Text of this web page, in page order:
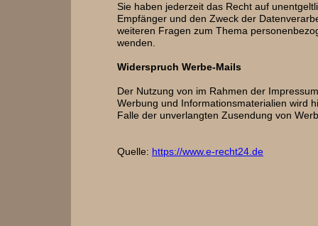
Sie haben jederzeit das Recht auf
Empfänger und den Zweck der
weiteren Fragen zum Thema
wenden.
Widerspruch Werbe-Mails
Der Nutzung von im Rahmen der
Werbung und Informationsmaterialien wird
Falle der unverlangten Zusendung von
Quelle: https://www.e-recht24.de